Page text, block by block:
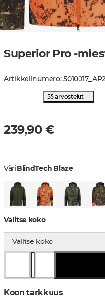
Superior Pro -
Artikkelinumero:5010017_
55 arvostelut
239,90 €
VäriBlindTech Blaze
Valitse koko
Valitse koko
Koon tarkkuus